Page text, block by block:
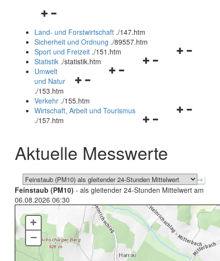
Navigationsmenü
und
schließen
Land- und Forstwirtschaft ./147.htm
Sicherheit und Ordnung ./89557.htm
Navigationsmenü
Sport und Freizeit ./151.htm
Navigationsmenü
Statistik ./statistik.htm
Navigationsmenü
und
schließen
Umwelt
und Natur
./153.htm
Verkehr ./155.htm
Navigationsmenü
schließen
Wirtschaft, Arbeit und Tourismus
./157.htm
Aktuelle Messwerte
Feinstaub (PM10) - als gleitender 24-Stunden Mittelwert am
06.08.2026 06:30
+
–